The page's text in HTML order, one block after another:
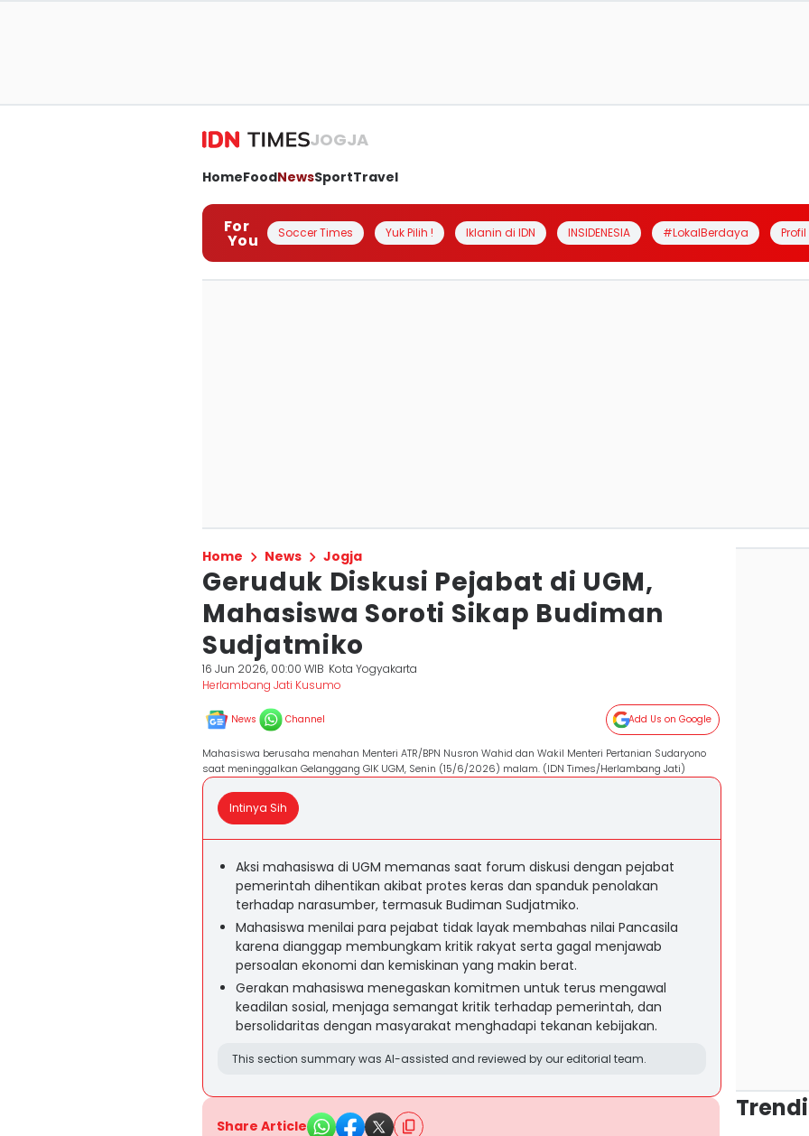
JOGJA
HomeFoodNewsSportTravel
For
You Soccer Times Yuk Pilih ! Iklanin di IDN INSIDENESIA #LokalBerdaya
Home News Jogja
Geruduk Diskusi Pejabat di UGM,
Mahasiswa Soroti Sikap Budiman
Sudjatmiko
16 Jun 2026, 00:00 WIB Kota Yogyakarta
Herlambang Jati Kusumo
News Channel Add Us on Google
Mahasiswa berusaha menahan Menteri ATR/BPN Nusron Wahid dan Wakil Menteri Pertanian Sudaryono
saat meninggalkan Gelanggang GIK UGM, Senin (15/6/2026) malam. (IDN Times/Herlambang Jati)
Intinya Sih
Aksi mahasiswa di UGM memanas saat forum diskusi dengan pejabat
pemerintah dihentikan akibat protes keras dan spanduk penolakan
terhadap narasumber, termasuk Budiman Sudjatmiko.
Mahasiswa menilai para pejabat tidak layak membahas nilai Pancasila
karena dianggap membungkam kritik rakyat serta gagal menjawab
persoalan ekonomi dan kemiskinan yang makin berat.
Gerakan mahasiswa menegaskan komitmen untuk terus mengawal
keadilan sosial, menjaga semangat kritik terhadap pemerintah, dan
bersolidaritas dengan masyarakat menghadapi tekanan kebijakan.
This section summary was AI-assisted and reviewed by our editorial team.
Share Article